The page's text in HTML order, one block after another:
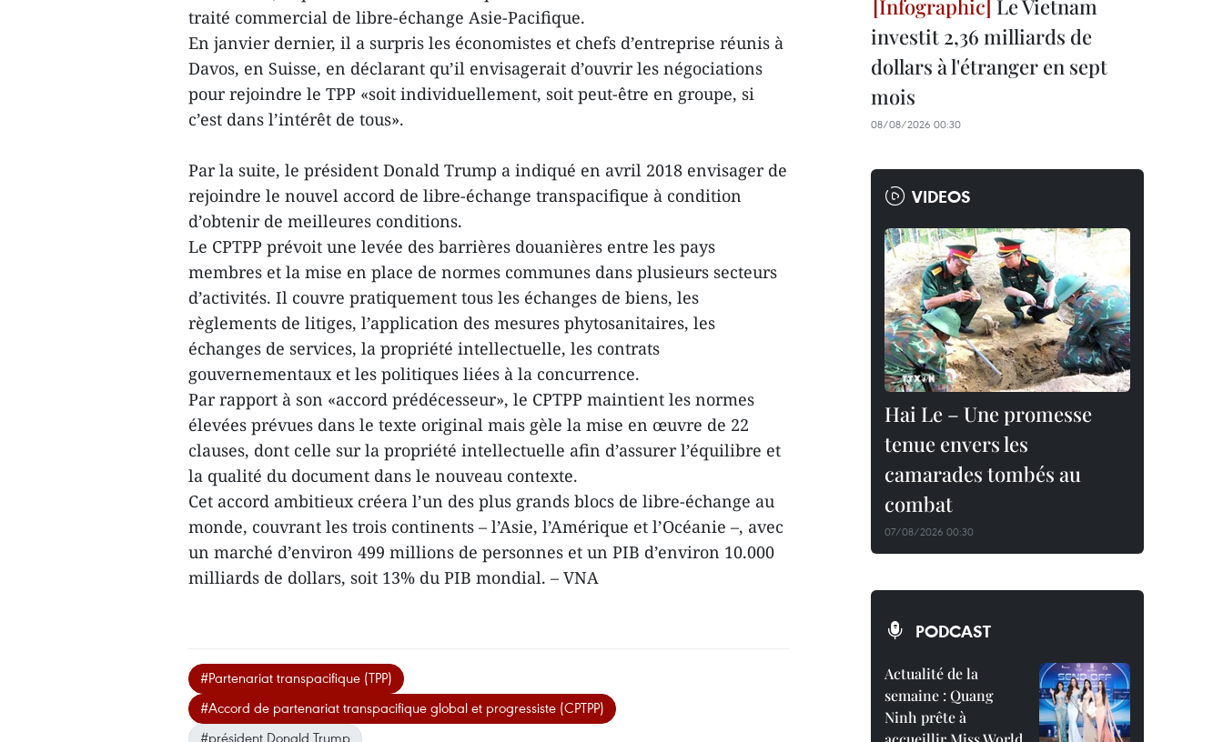
traité commercial de libre-échange Asie-Pacifique.
En janvier dernier, il a surpris les économistes et chefs d’entreprise réunis à
Davos, en Suisse, en déclarant qu’il envisagerait d’ouvrir les négociations
pour rejoindre le TPP «soit individuellement, soit peut-être en groupe, si
c’est dans l’intérêt de tous».
Par la suite, le président Donald Trump a indiqué en avril 2018 envisager de
rejoindre le nouvel accord de libre-échange transpacifique à condition
d’obtenir de meilleures conditions.
Le CPTPP prévoit une levée des barrières douanières entre les pays
membres et la mise en place de normes communes dans plusieurs secteurs
d’activités. Il couvre pratiquement tous les échanges de biens, les
règlements de litiges, l’application des mesures phytosanitaires, les
échanges de services, la propriété intellectuelle, les contrats
gouvernementaux et les politiques liées à la concurrence.
Par rapport à son «accord prédécesseur», le CPTPP maintient les normes
élevées prévues dans le texte original mais gèle la mise en œuvre de 22
clauses, dont celle sur la propriété intellectuelle afin d’assurer l’équilibre et
la qualité du document dans le nouveau contexte.
Cet accord ambitieux créera l’un des plus grands blocs de libre-échange au
monde, couvrant les trois continents – l’Asie, l’Amérique et l’Océanie –, avec
un marché d’environ 499 millions de personnes et un PIB d’environ 10.000
milliards de dollars, soit 13% du PIB mondial. – VNA
#Partenariat transpacifique (TPP)
#Accord de partenariat transpacifique global et progressiste (CPTPP)
#président Donald Trump
Le Vietnam
investit 2,36 milliards de
dollars à l'étranger en sept
mois
08/08/2026 00:30
VIDEOS
Hai Le – Une promesse
tenue envers les
camarades tombés au
combat
07/08/2026 00:30
PODCAST
Actualité de la
semaine : Quang
Ninh prête à